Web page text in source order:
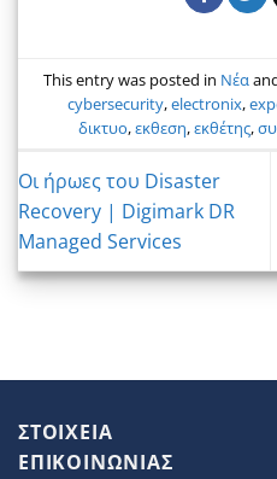
This entry was posted in Νέα
cybersecurity,electronix,
δικτυο,εκθεση,εκθέτης,
Οι ήρωες του Disaster
Recovery | Digimark DR
Managed Services
ΣΤΟΙΧΕΙΑ
ΕΠΙΚΟΙΝΩΝΙΑΣ